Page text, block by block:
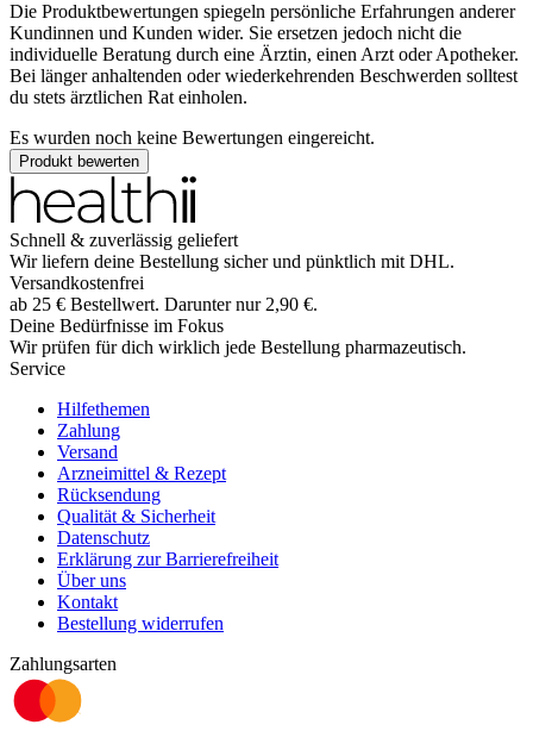
Die Produktbewertungen spiegeln persönliche Erfahrungen anderer
Kundinnen und Kunden wider. Sie ersetzen jedoch nicht die
individuelle Beratung durch eine Ärztin, einen Arzt oder Apotheker.
Bei länger anhaltenden oder wiederkehrenden Beschwerden solltest
du stets ärztlichen Rat einholen.
Es wurden noch keine Bewertungen eingereicht.
Produkt bewerten
Schnell & zuverlässig geliefert
Wir liefern deine Bestellung sicher und pünktlich mit DHL.
Versandkostenfrei
ab 25 € Bestellwert. Darunter nur 2,90 €.
Deine Bedürfnisse im Fokus
Wir prüfen für dich wirklich jede Bestellung pharmazeutisch.
Service
Hilfethemen
Zahlung
Versand
Arzneimittel & Rezept
Rücksendung
Qualität & Sicherheit
Datenschutz
Erklärung zur Barrierefreiheit
Über uns
Kontakt
Bestellung widerrufen
Zahlungsarten